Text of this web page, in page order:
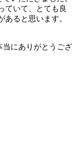
ていて、とても良
ると思います。
にありがとうござ